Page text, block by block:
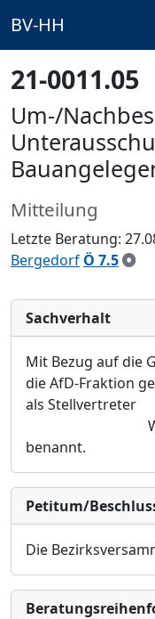
BV-HH
21-0011.05
Um-/
Mitteilung
Letzte Beratung:
Bergedorf Ö 7.5
Sachverhalt
Mit Bezug auf die
die AfD-Fraktion
als Stellvertreter
benannt.
Petitum/
Die